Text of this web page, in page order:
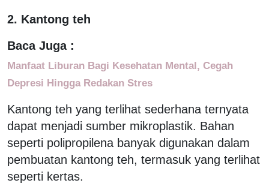
2. Kantong teh
Baca Juga :
Manfaat Liburan Bagi Kesehatan Mental, Cegah
Depresi Hingga Redakan Stres
Kantong teh yang terlihat sederhana ternyata
dapat menjadi sumber mikroplastik. Bahan
seperti polipropilena banyak digunakan dalam
pembuatan kantong teh, termasuk yang terlihat
seperti kertas.